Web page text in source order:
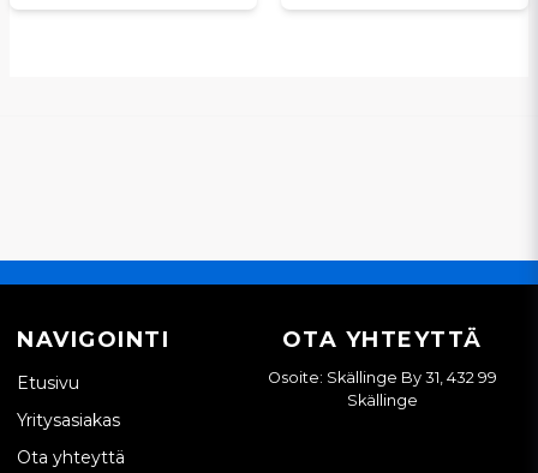
NAVIGOINTI
Etusivu
Yritysasiakas
Ota yhteyttä
OTA YHTEYTTÄ
Osoite: Skällinge By 31, 432 99
Skällinge